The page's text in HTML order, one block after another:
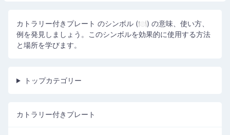
カトラリー付きプレート のシンボル (🍽️) の意味、使い方、
例を発見しましょう。このシンボルを効果的に使用する方法
と場所を学びます。
トップカテゴリー
カトラリー付きプレート